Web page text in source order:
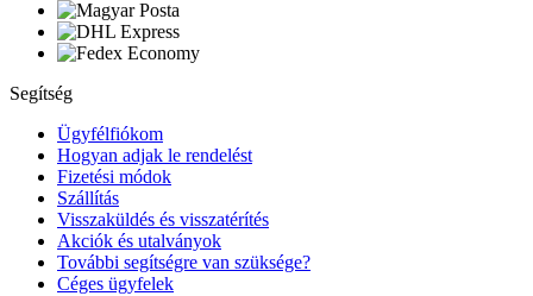
Segítség
Ügyfélfiókom
Hogyan adjak le rendelést
Fizetési módok
Szállítás
Visszaküldés és visszatérítés
Akciók és utalványok
További segítségre van szüksége?
Céges ügyfelek